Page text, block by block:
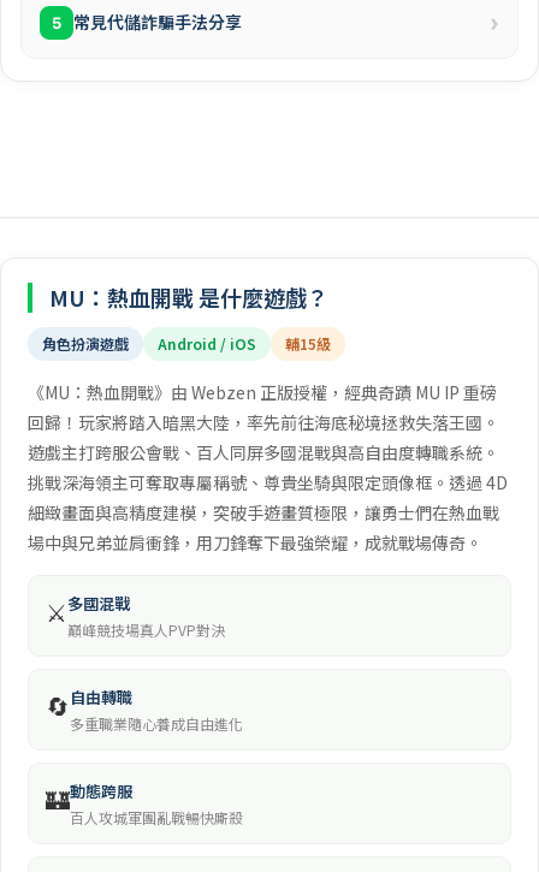
5 常見代儲詐騙手法分享 ›
MU：熱血開戰 是什麼遊戲？
角色扮演遊戲 Android / iOS 輔15級
《MU：熱血開戰》由 Webzen 正版授權，經典奇蹟 MU IP 重磅
回歸！玩家將踏入暗黑大陸，率先前往海底秘境拯救失落王國。
遊戲主打跨服公會戰、百人同屏多國混戰與高自由度轉職系統。
挑戰深海領主可奪取專屬稱號、尊貴坐騎與限定頭像框。透過 4D
細緻畫面與高精度建模，突破手遊畫質極限，讓勇士們在熱血戰
場中與兄弟並肩衝鋒，用刀鋒奪下最強榮耀，成就戰場傳奇。
⚔️多國混戰
巔峰競技場真人PVP對決
🔄 自由轉職
多重職業隨心養成自由進化
🏰動態跨服
百人攻城軍團亂戰暢快廝殺